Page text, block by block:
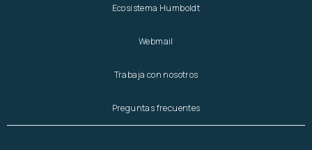
Ecosistema Humboldt
Webmail
Trabaja con nosotros
Preguntas frecuentes